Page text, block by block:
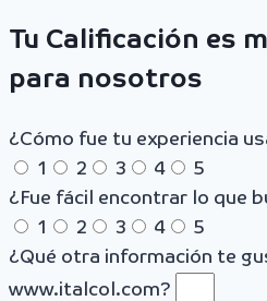
Tu Calificación es
para nosotros
¿Cómo fue tu experiencia
1
2 3 4
5
¿Fue fácil encontrar lo que
1
2 3 4
5
¿Qué otra información te
www.italcol.com?